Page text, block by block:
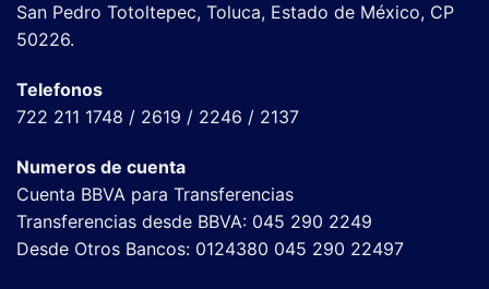
San Pedro Totoltepec, Toluca, Estado de México, CP
50226.
Telefonos
722 211 1748 / 2619 / 2246 / 2137
Numeros de cuenta
Cuenta BBVA para Transferencias
Transferencias desde BBVA: 045 290 2249
Desde Otros Bancos: 0124380 045 290 22497